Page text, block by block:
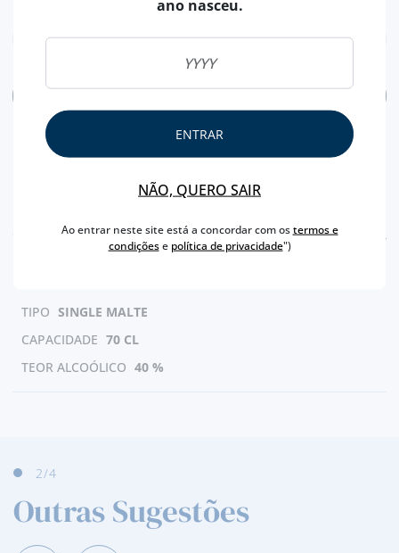
final é longo com melão, carvalho fresco e especiarias de
CARACTERÍSTICAS
TIPO SINGLE MALTE
CAPACIDADE 70 CL
TEOR ALCOÓLICO 40 %
2/4
Outras Sugestões
ano nasceu.
ENTRAR
NÃO, QUERO SAIR
Ao entrar neste site está a concordar com ostermos e
condiçõese política de privacidade")